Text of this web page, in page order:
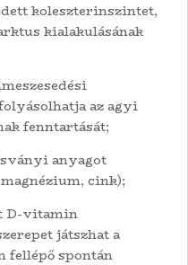
koleszterinszintet,
kialakulásának
az agyi
fenntartását;
anyagot
cink);
D-vitamin
játszhat a
fellépő spontán